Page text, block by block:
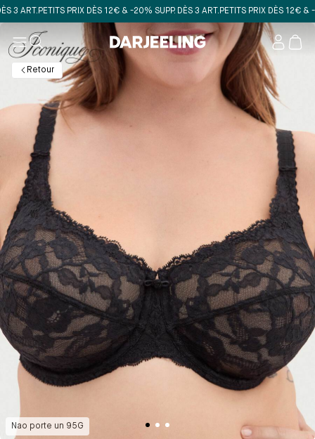
PETITS PRIX DÈS 12€ & -20% SUPP. DÈS 3 ART. PETITS PRIX DÈS 12€ & -20%
Mon
Retour
Nao porte un 95G